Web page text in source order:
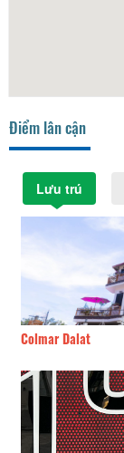
Điểm lân cận
Lưu trú
Colmar Dalat